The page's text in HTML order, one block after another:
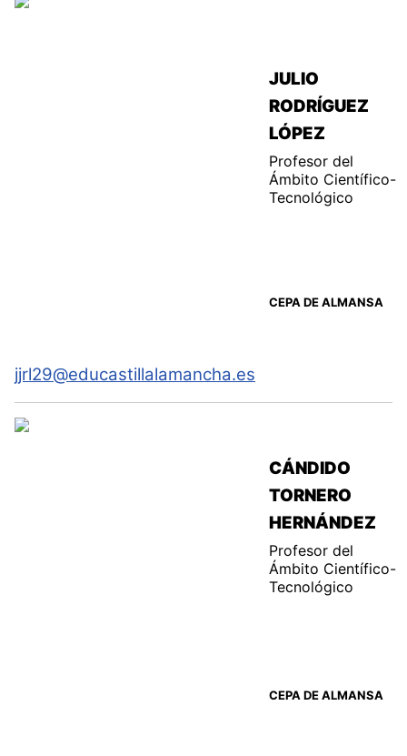
JULIO
RODRÍGUEZ
LÓPEZ
Profesor del
Ámbito Científico-
Tecnológico
CEPA DE ALMANSA
jjrl29@educastillalamancha.es
CÁNDIDO
TORNERO
HERNÁNDEZ
Profesor del
Ámbito Científico-
Tecnológico
CEPA DE ALMANSA